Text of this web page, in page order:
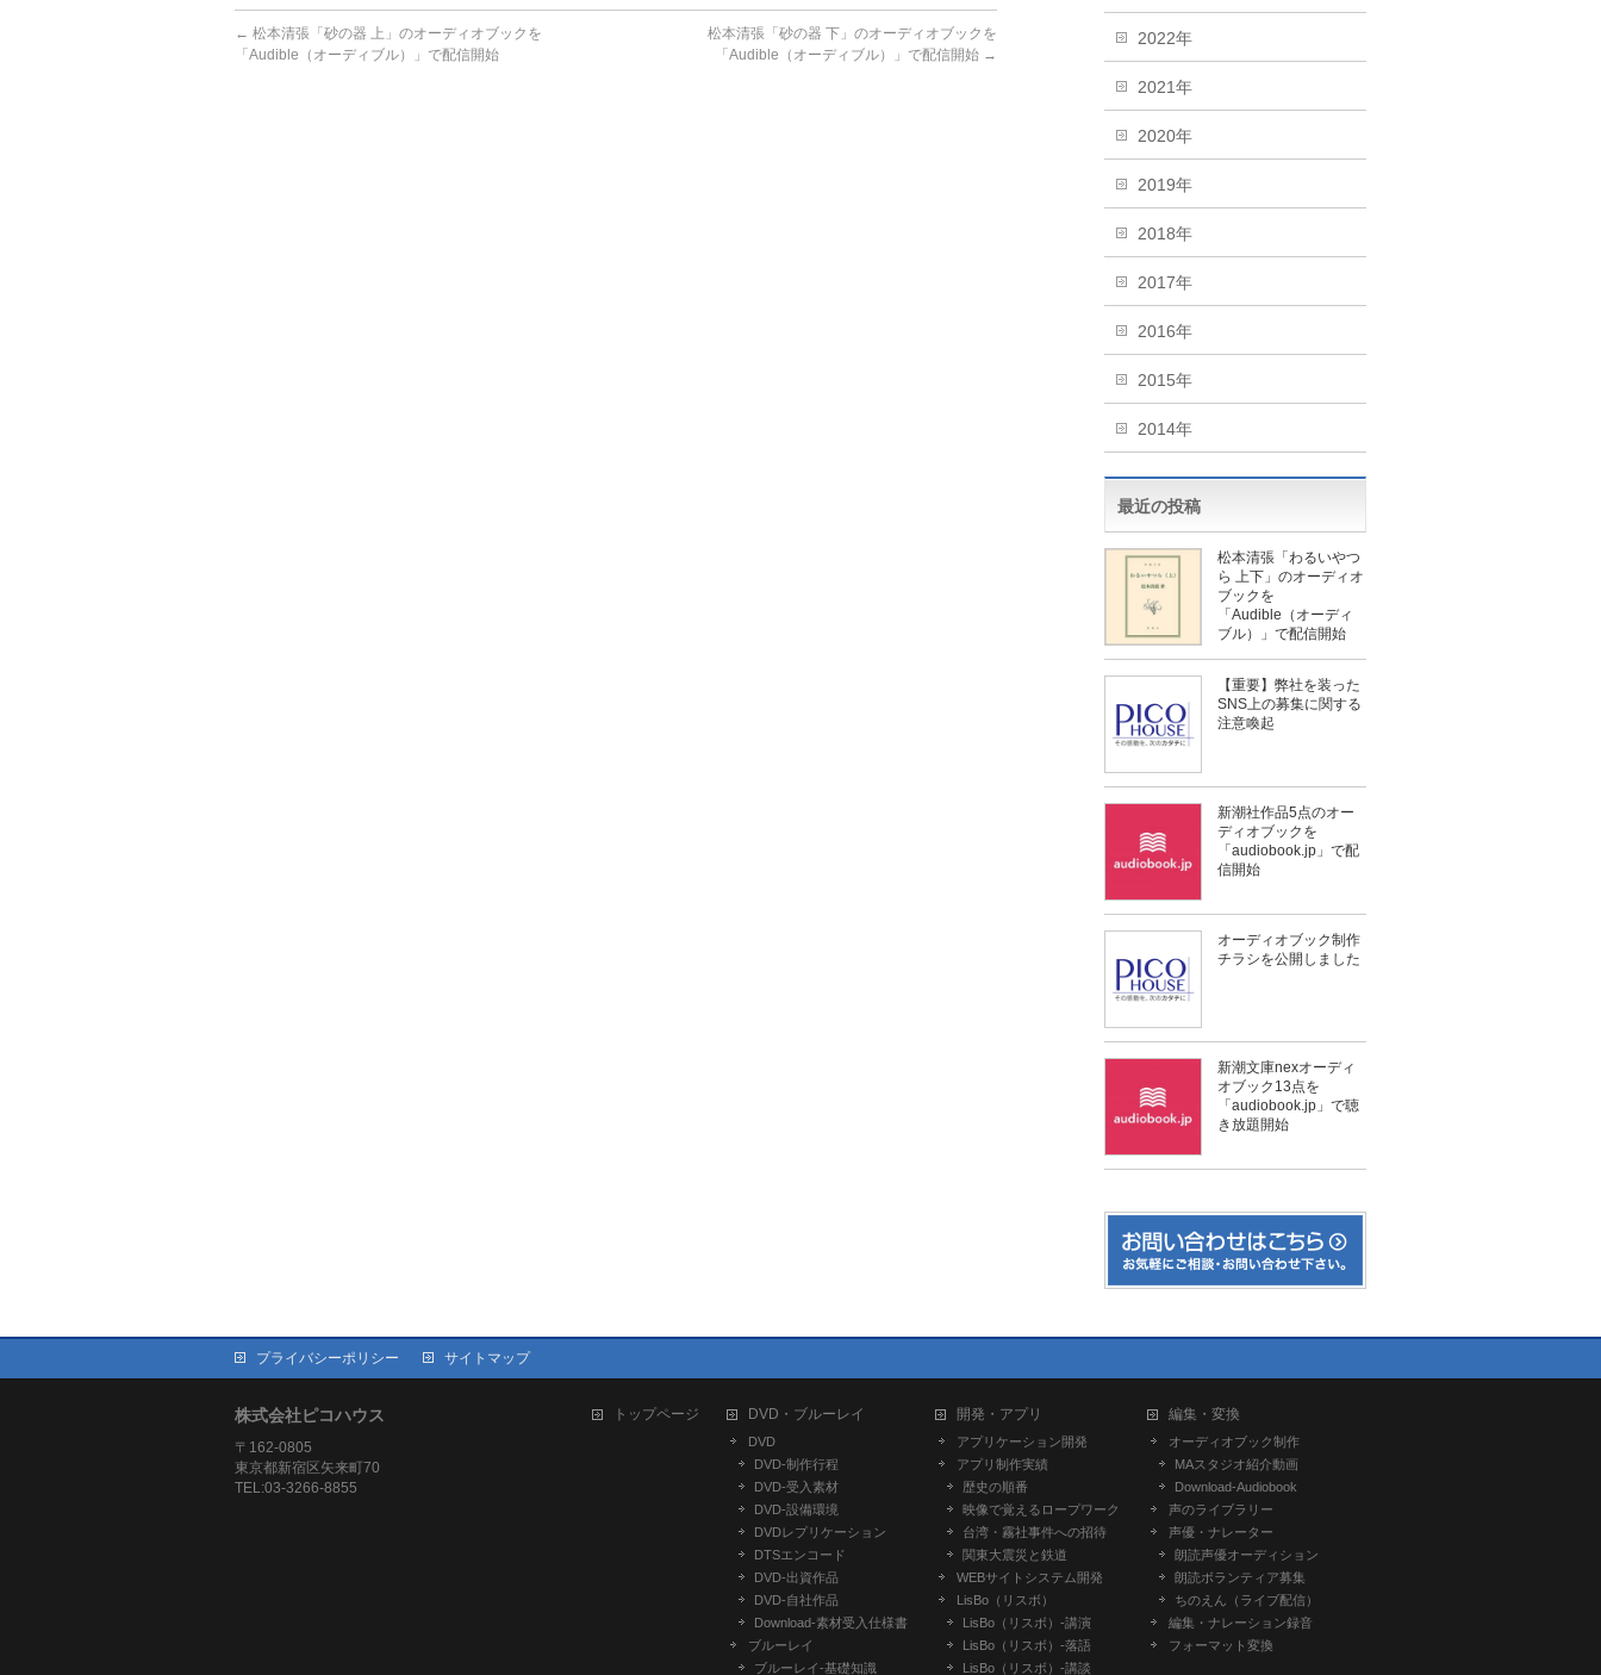
← 松本清張「砂の器 上」のオーディオブックを
「Audible（オーディブル）」で配信開始
松本清張「砂の器 下」のオーディオブックを
「Audible（オーディブル）」で配信開始 →
2022年
2021年
2020年
2019年
2018年
2017年
2016年
2015年
2014年
最近の投稿
松本清張「わるいやつ
ら 上下」のオーディオ
ブックを
「Audible（オーディ
ブル）」で配信開始
【重要】弊社を装った
SNS上の募集に関する
注意喚起
新潮社作品5点のオー
ディオブックを
「audiobook.jp」で配
信開始
オーディオブック制作
チラシを公開しました
新潮文庫nexオーディ
オブック13点を
「audiobook.jp」で聴
き放題開始
プライバシーポリシー サイトマップ
株式会社ピコハウス
〒162-0805
東京都新宿区矢来町70
TEL:03-3266-8855
トップページ DVD・ブルーレイ
DVD
DVD-制作行程
DVD-受入素材
DVD-設備環境
DVDレプリケーション
DTSエンコード
DVD-出資作品
DVD-自社作品
​Download-素材受入仕様書
ブルーレイ
ブルーレイ-基礎知識
開発・アプリ
アプリケーション開発
アプリ制作実績
歴史の順番
映像で覚えるロープワーク
台湾・霧社事件への招待
関東大震災と鉄道
WEBサイトシステム開発
LisBo（リスボ）
LisBo（リスボ）-講演
LisBo（リスボ）-落語
LisBo（リスボ）-講談
編集・変換
オーディオブック制作
MAスタジオ紹介動画
Download-Audiobook
声のライブラリー
声優・ナレーター
朗読声優オーディション
朗読ボランティア募集
ちのえん（ライブ配信）
編集・ナレーション録音
フォーマット変換